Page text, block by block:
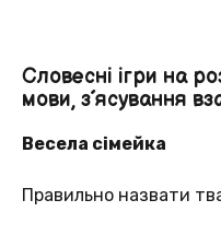
Словесні ігри на
мови, з´ясування
Весела сімейка
Правильно назвати